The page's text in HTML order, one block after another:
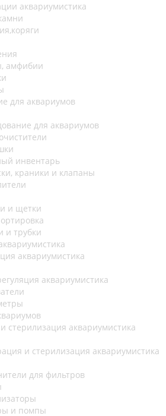
аквариумистика
амфибии
для аквариумов
для аквариумов
инвентарь
краники и клапаны
и щетки
и трубки
аквариумистика
аквариумистика
стерилизация аквариумистика
и стерилизация аквариумистика
для фильтров
и помпы